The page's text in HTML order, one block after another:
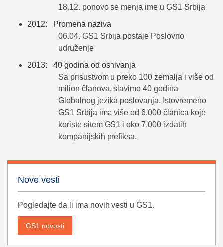
18.12. ponovo se menja ime u GS1 Srbija
2012: Promena naziva
06.04. GS1 Srbija postaje Poslovno
udruženje
2013: 40 godina od osnivanja
Sa prisustvom u preko 100 zemalja i više od
milion članova, slavimo 40 godina
Globalnog jezika poslovanja. Istovremeno
GS1 Srbija ima više od 6.000 članica koje
koriste sitem GS1 i oko 7.000 izdatih
kompanijskih prefiksa.
Nove vesti
Pogledajte da li ima novih vesti u GS1.
GS1 novosti